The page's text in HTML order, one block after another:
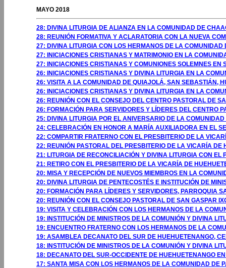
MAYO 2018
28: DIVINA LITURGIA DE ALIANZA EN LA COMUNIDAD DE
28: REUNIÓN FORMATIVA Y ACLARATORIA CON LA NUEVA
27: DIVINA LITURGIA CON LOS HERMANOS DE LA
27: INICIACIONES CRISTIANAS Y MATRIMONIO EN LA
27: INICIACIONES CRISTIANAS Y COMUNIONES SOLEMNES
26: INICIACIONES CRISTIANAS Y DIVINA LITURGIA EN LA
26: VISITA A LA COMUNIDAD DE QUIAJOLÁ, SAN SEBASTIÁN,
26: INICIACIONES CRISTIANAS Y DIVINA LITURGIA EN LA
26: REUNIÓN CON EL CONSEJO DEL CENTRO PASTORAL DE
26: FORMACIÓN PARA SERVIDORES Y LÍDERES DEL CENTRO
25: DIVINA LITURGIA POR EL ANIVERSARIO DE LA
24: CELEBRACIÓN EN HONOR A MARÍA AUXILIADORA EN EL
22: COMPARTIR FRATERNO CON EL PRESBITERIO DE LA
22: REUNIÓN PASTORAL DEL PRESBITERIO DE LA VICARÍA
21: LITURGIA DE RECONCILIACIÓN Y DIVINA LITURGIA CON
21: RETIRO CON EL PRESBITERIO DE LA VICARÍA DE
20: MISA Y RECEPCIÓN DE NUEVOS MIEMBROS EN LA
20: DIVINA LITURGIA DE PENTECOSTÉS E INSTITUCIÓN DE
20: FORMACIÓN PARA LÍDERES Y SERVIDORES, PARROQUIA
20: REUNIÓN CON EL CONSEJO PASTORAL DE SAN GASPAR
19: VISITA Y CELEBRACIÓN CON LOS HERMANOS DE LA
19: INSTITUCIÓN DE MINISTROS DE LA COMUNIÓN Y DIVINA
19: ENCUENTRO FRATERNO CON LOS HERMANOS DE LA
19: ASAMBLEA DECANATO DEL SUR DE HUEHUETENANGO,
18: INSTITUCIÓN DE MINISTROS DE LA COMUNIÓN Y DIVINA
18: DECANATO DEL SUR-OCCIDENTE DE HUEHUETENANGO
17: SANTA MISA CON LOS HERMANOS DE LA COMUNIDAD DE